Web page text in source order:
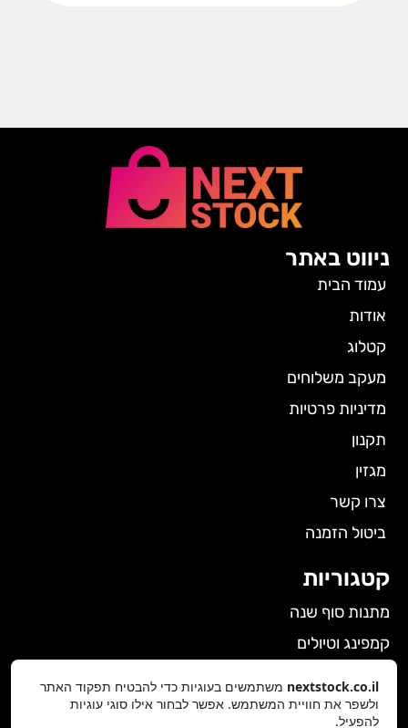
ניווט באתר
עמוד הבית
אודות
קטלוג
מעקב משלוחים
מדיניות פרטיות
תקנון
מגזין
צרו קשר
ביטול הזמנה
קטגוריות
מתנות סוף שנה
קמפינג וטיולים
גאדג'טים
nextstock.co.il משתמשים בעוגיות כדי להבטיח תפקוד האתר
ולשפר את חוויית המשתמש. אפשר לבחור אילו סוגי עוגיות
להפעיל.